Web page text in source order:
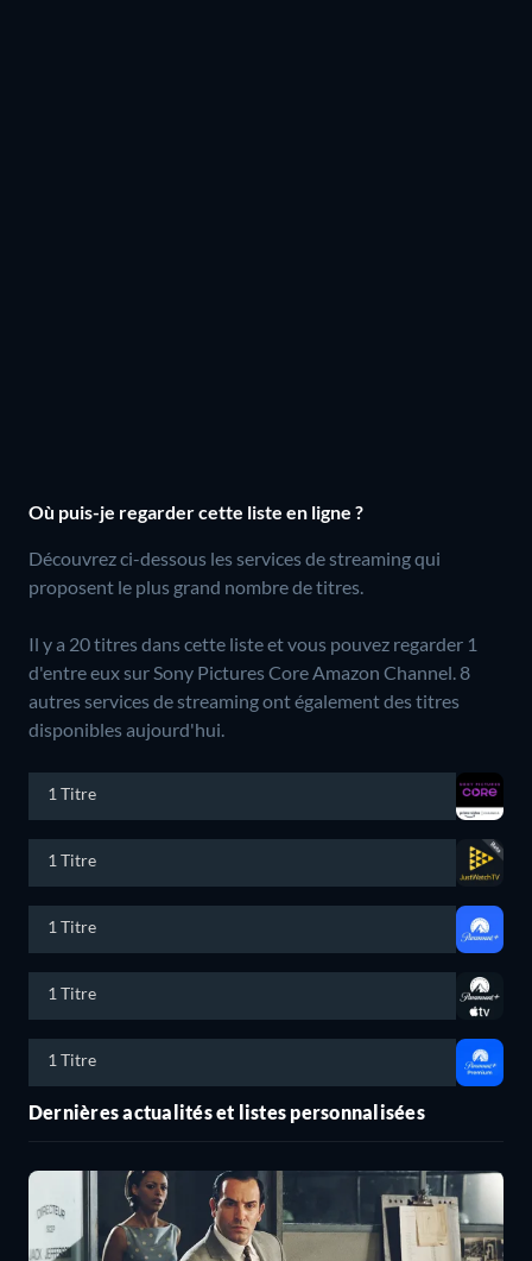
Où puis-je regarder cette liste en ligne ?
Découvrez ci-dessous les services de streaming qui
proposent le plus grand nombre de titres.
Il y a 20 titres dans cette liste et vous pouvez regarder 1
d'entre eux sur Sony Pictures Core Amazon Channel.8
autres services de streaming ont également des titres
disponibles aujourd'hui.
1 Titre
1 Titre
1 Titre
1 Titre
1 Titre
Dernières actualités et listes personnalisées